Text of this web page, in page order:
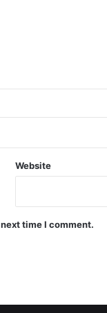
Website
time I comment.